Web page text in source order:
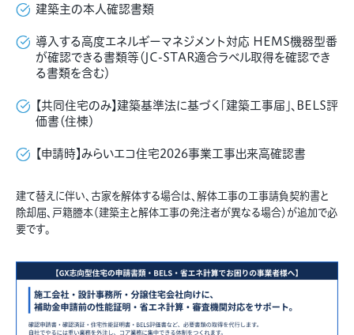
建築主の本人確認書類
導入する高度エネルギーマネジメント対応 HEMS機器型番
が確認できる書類等（JC-STAR適合ラベル取得を確認でき
る書類を含む）
【共同住宅のみ】建築基準法に基づく「建築工事届」、BELS評
価書（住棟）
【申請時】みらいエコ住宅2026事業工事出来高確認書
建て替えに伴い、古家を解体する場合は、解体工事の工事請負契約書と
除却届、戸籍謄本（建築主と解体工事の発注者が異なる場合）が追加で必
要です。